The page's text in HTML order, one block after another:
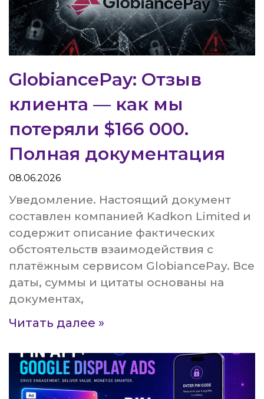
GlobiancePay: Отзыв
клиента — как мы
потеряли $166 000.
Полная документация
08.06.2026
Уведомление. Настоящий документ
составлен компанией Kadkon Limited и
содержит описание фактических
обстоятельств взаимодействия с
платёжным сервисом GlobiancePay. Все
даты, суммы и цитаты основаны на
документах,
Читать далее »